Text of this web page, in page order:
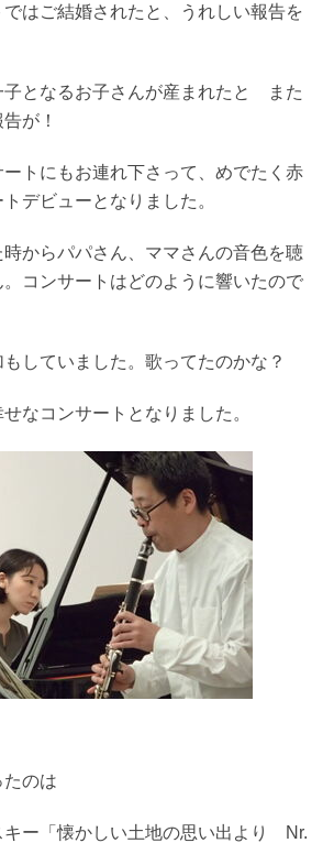
ではご結婚されたと、うれしい報告を
子となるお子さんが産まれたと また
が！
トにもお連れ下さって、めでたく赤
デビューとなりました。
からパパさん、ママさんの音色を聴
コンサートはどのように響いたので
していました。歌ってたのかな？
なコンサートとなりました。
のは
ー「懐かしい土地の思い出より Nr.